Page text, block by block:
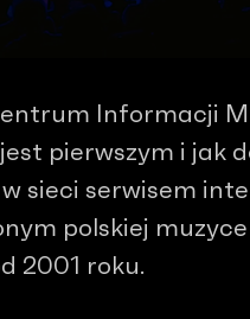
Informacji
pierwszym i jak
sieci serwisem
polskiej
2001 roku.